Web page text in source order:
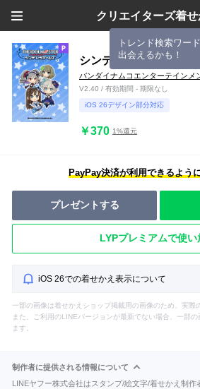
クリエイターズ着せ
トレンド検索ワー
出会えるかも！
シンデレラガールズ 〜
バンダイナムコエンターテインメ
V2.40 / 有効期間 - 期限なし
iOS 26デザイン部分対応
￥370 1%還元
PayPay決済が利用できるよう
プレゼントする
LYPプレミアムで使い
iOS 26での着せかえ表示について
一部の画像は着せかえショップ掲載用の画像のため、実際
また、ご利用のLINEバージョンが最新でない場合、一部
ます。
制作者に提供される情報について
LINEヤフー株式会社はスタンプ/絵文字/着せかえ制